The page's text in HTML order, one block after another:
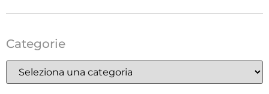
Categorie